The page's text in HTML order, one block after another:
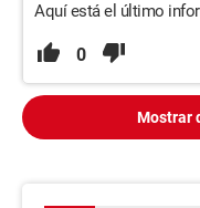
Aquí está el último
0
Mostrar